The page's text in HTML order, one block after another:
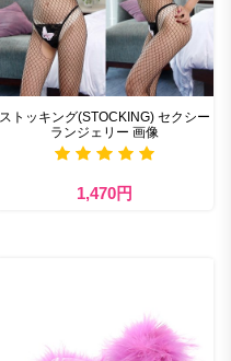
ストッキング(STOCKING) セクシー
ランジェリー 画像
1,470円